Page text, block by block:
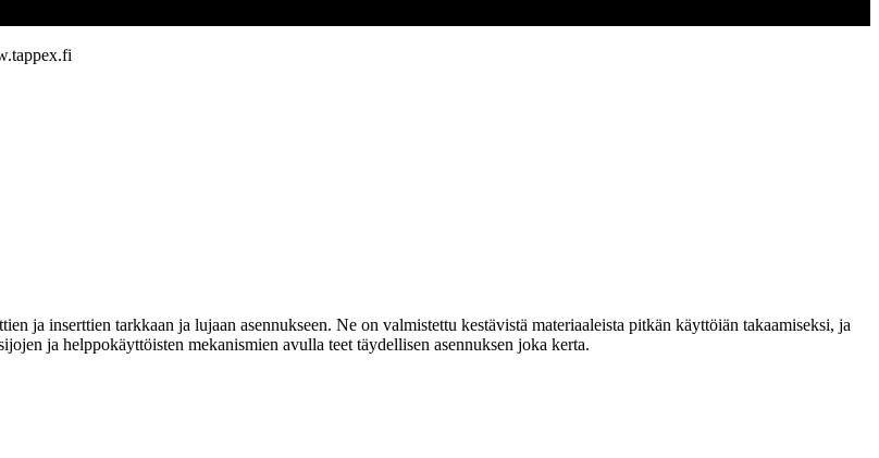
ja inserttien tarkkaan ja lujaan asennukseen. Ne on valmistettu kestävistä materiaaleista pitkän käyttöiän takaamiseksi, ja
ja helppokäyttöisten mekanismien avulla teet täydellisen asennuksen joka kerta.